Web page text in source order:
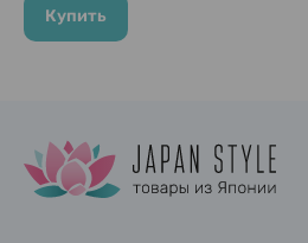
Купить